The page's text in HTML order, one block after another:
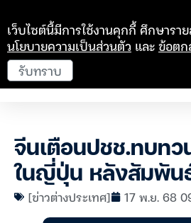
จีนเตือนปชช.ทบทว
ในญี่ปุ่น หลังสัมพัน
[ข่าวต่างประเทศ] 17 พ.ย. 68
เว็บไซต์นี้มีการใช้งานคุกกี้ ศึกษารา
นโยบายความเป็นส่วนตัว และข้อตก
รับทราบ